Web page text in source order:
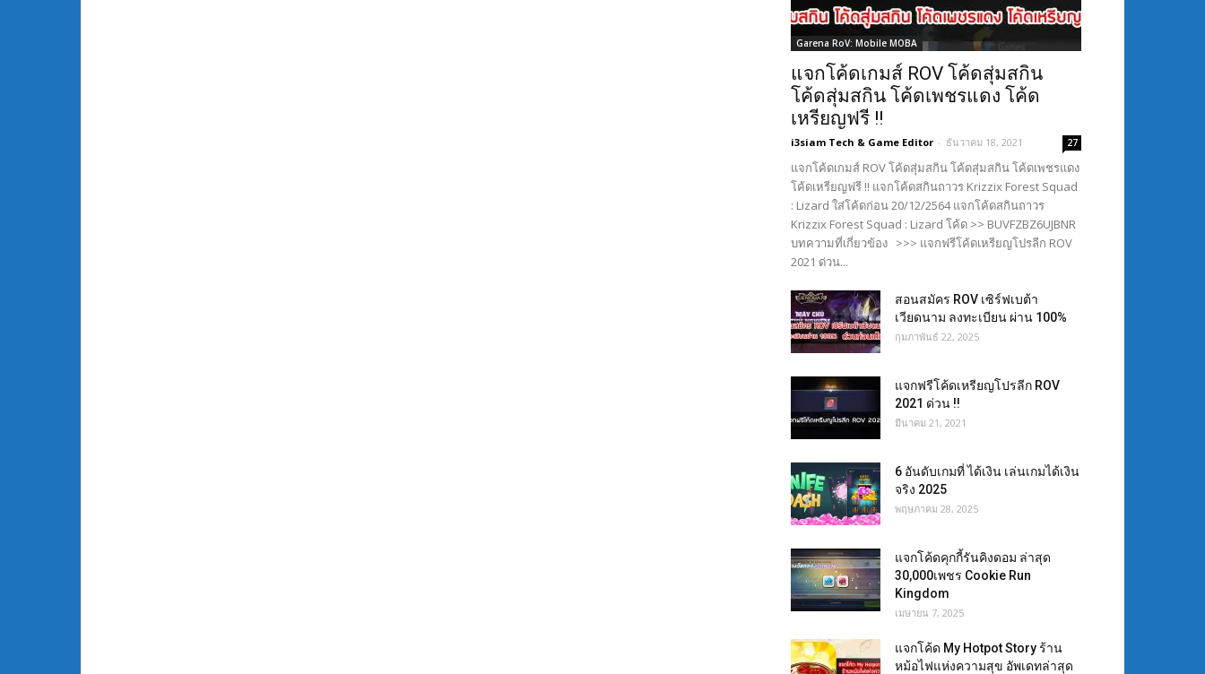
Garena RoV: Mobile MOBA
แจกโค้ดเกมส์ ROV โค้ดสุ่มสกิน
โค้ดสุ่มสกิน โค้ดเพชรแดง โค้ด
เหรียญฟรี !!
i3siam Tech & Game Editor - ธันวาคม 18, 2021 27
แจกโค้ดเกมส์ ROV โค้ดสุ่มสกิน โค้ดสุ่มสกิน โค้ดเพชรแดง
โค้ดเหรียญฟรี !! แจกโค้ดสกินถาวร Krizzix Forest Squad
: Lizard ใส่โค้ดก่อน 20/12/2564 แจกโค้ดสกินถาวร
Krizzix Forest Squad : Lizard โค้ด >> BUVFZBZ6UJBNR
บทความที่เกี่ยวข้อง >>> แจกฟรีโค้ดเหรียญโปรลีก ROV
2021 ด่วน...
สอนสมัคร ROV เซิร์ฟเบต้า
เวียดนาม ลงทะเบียน ผ่าน 100%
กุมภาพันธ์ 22, 2025
แจกฟรีโค้ดเหรียญโปรลีก ROV
2021 ด่วน !!
มีนาคม 21, 2021
6 อันดับเกมที่ ได้เงิน เล่นเกมได้เงิน
จริง 2025
พฤษภาคม 28, 2025
แจกโค้ดคุกกี้รันคิงดอม ล่าสุด
30,000เพชร Cookie Run
Kingdom
เมษายน 7, 2025
แจกโค้ด My Hotpot Story ร้าน
หม้อไฟแห่งความสุข อัพเดทล่าสุด